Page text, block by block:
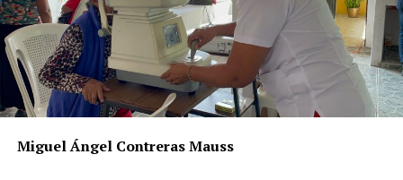
Miguel Ángel Contreras Mauss